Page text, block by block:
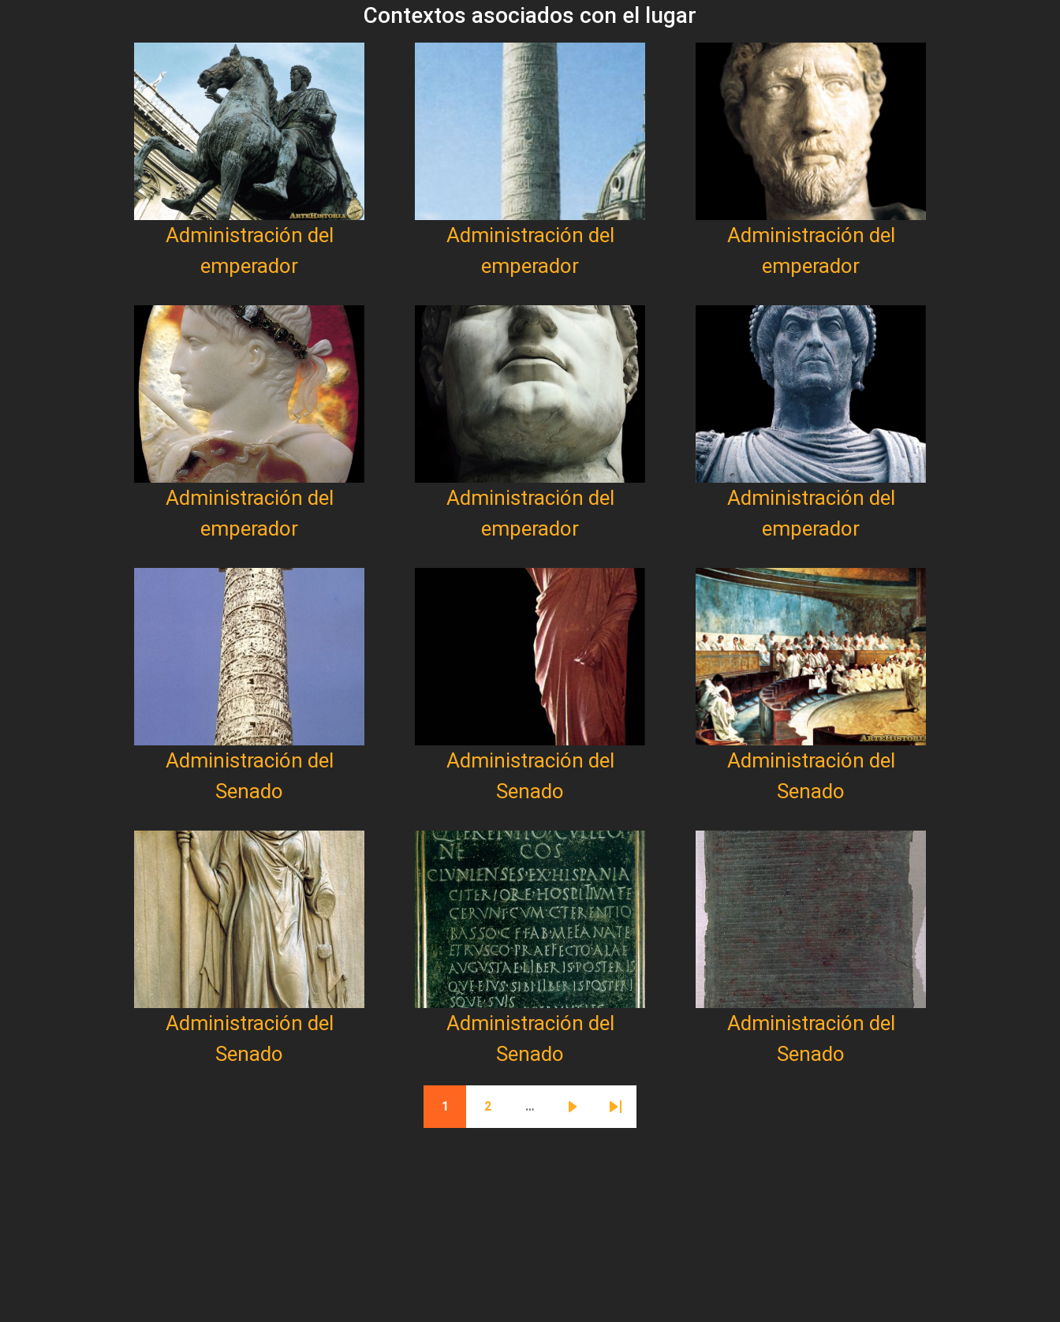
Contextos asociados con el lugar
Administración del
emperador
Administración del
emperador
Administración del
emperador
Administración del
emperador
Administración del
emperador
Administración del
emperador
Administración del
Senado
Administración del
Senado
Administración del
Senado
Administración del
Senado
Administración del
Senado
Administración del
Senado
Página actual
1
Página
2 …
Siguiente página
Última página